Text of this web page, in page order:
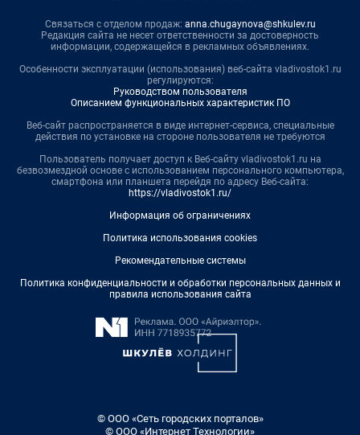
Связаться с отделом продаж: anna.chugaynova@shkulev.ru
Редакция сайта не несет ответственности за достоверность
информации, содержащейся в рекламных объявлениях.
Особенности эксплуатации (использования) веб-сайта vladivostok1.ru
регулируются:
Руководством пользователя
Описанием функциональных характеристик ПО
Веб-сайт распространяется в виде интернет-сервиса, специальные
действия по установке на стороне пользователя не требуются
Пользователь получает доступ к Веб-сайту vladivostok1.ru на
безвозмездной основе с использованием персонального компьютера,
смартфона или планшета перейдя по адресу Веб-сайта:
https://vladivostok1.ru/
Информация об ограничениях
Политика использования cookies
Рекомендательные системы
Политика конфиденциальности и обработки персональных данных и
правила использования сайта
© ООО «Сеть городских порталов»
© ООО «Интернет Технологии»